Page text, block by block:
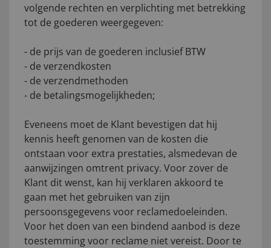
volgende rechten en verplichting met betrekking
tot de goederen weergegeven:
- de prijs van de goederen inclusief BTW
- de verzendkosten
- de verzendmethoden
- de betalingsmogelijkheden;
Eveneens moet de Klant bevestigen dat hij
kennis heeft genomen van de kosten die
ontstaan voor extra prestaties, alsmedevan de
aanwijzingen omtrent privacy. Voor zover de
Klant dit wenst, kan hij verklaren akkoord te
gaan met het gebruiken van zijn
persoonsgegevens voor reclamedoeleinden.
Voor het doen van een bindend aanbod is deze
toestemming voor reclame niet vereist. Door te